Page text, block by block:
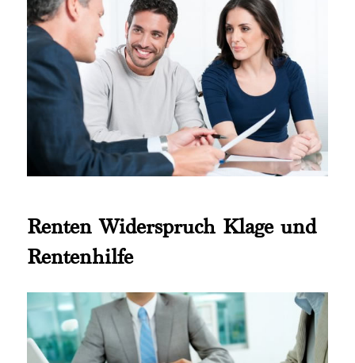
Renten Widerspruch Klage und
Rentenhilfe